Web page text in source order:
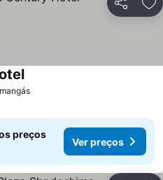
Partilhar
preços
Ver preços